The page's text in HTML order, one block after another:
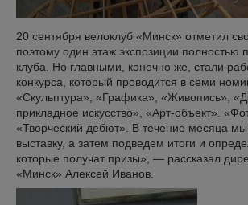
20 сентября велоклуб «Минск» отметил
поэтому один этаж экспозиции полностью
клуба. Но главными, конечно же, стали
конкурса, который проводится в семи
«Скульптура», «Графика», «Живопись»,
прикладное искусство», «Арт-объект».
«Творческий дебют». В течение месяца
выставку, а затем подведем итоги и
которые получат призы», — рассказал
«Минск» Алексей Иванов.